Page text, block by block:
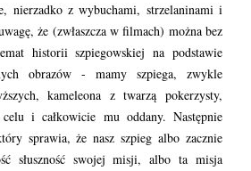
nierzadko z wybuchami, strzelaninami i
że (zwłaszcza w filmach) można bez
historii szpiegowskiej na podstawie
obrazów - mamy szpiega, zwykle
kameleona z twarzą pokerzysty,
i całkowicie mu oddany. Następnie
sprawia, że nasz szpieg albo zacznie
słuszność swojej misji, albo ta misja